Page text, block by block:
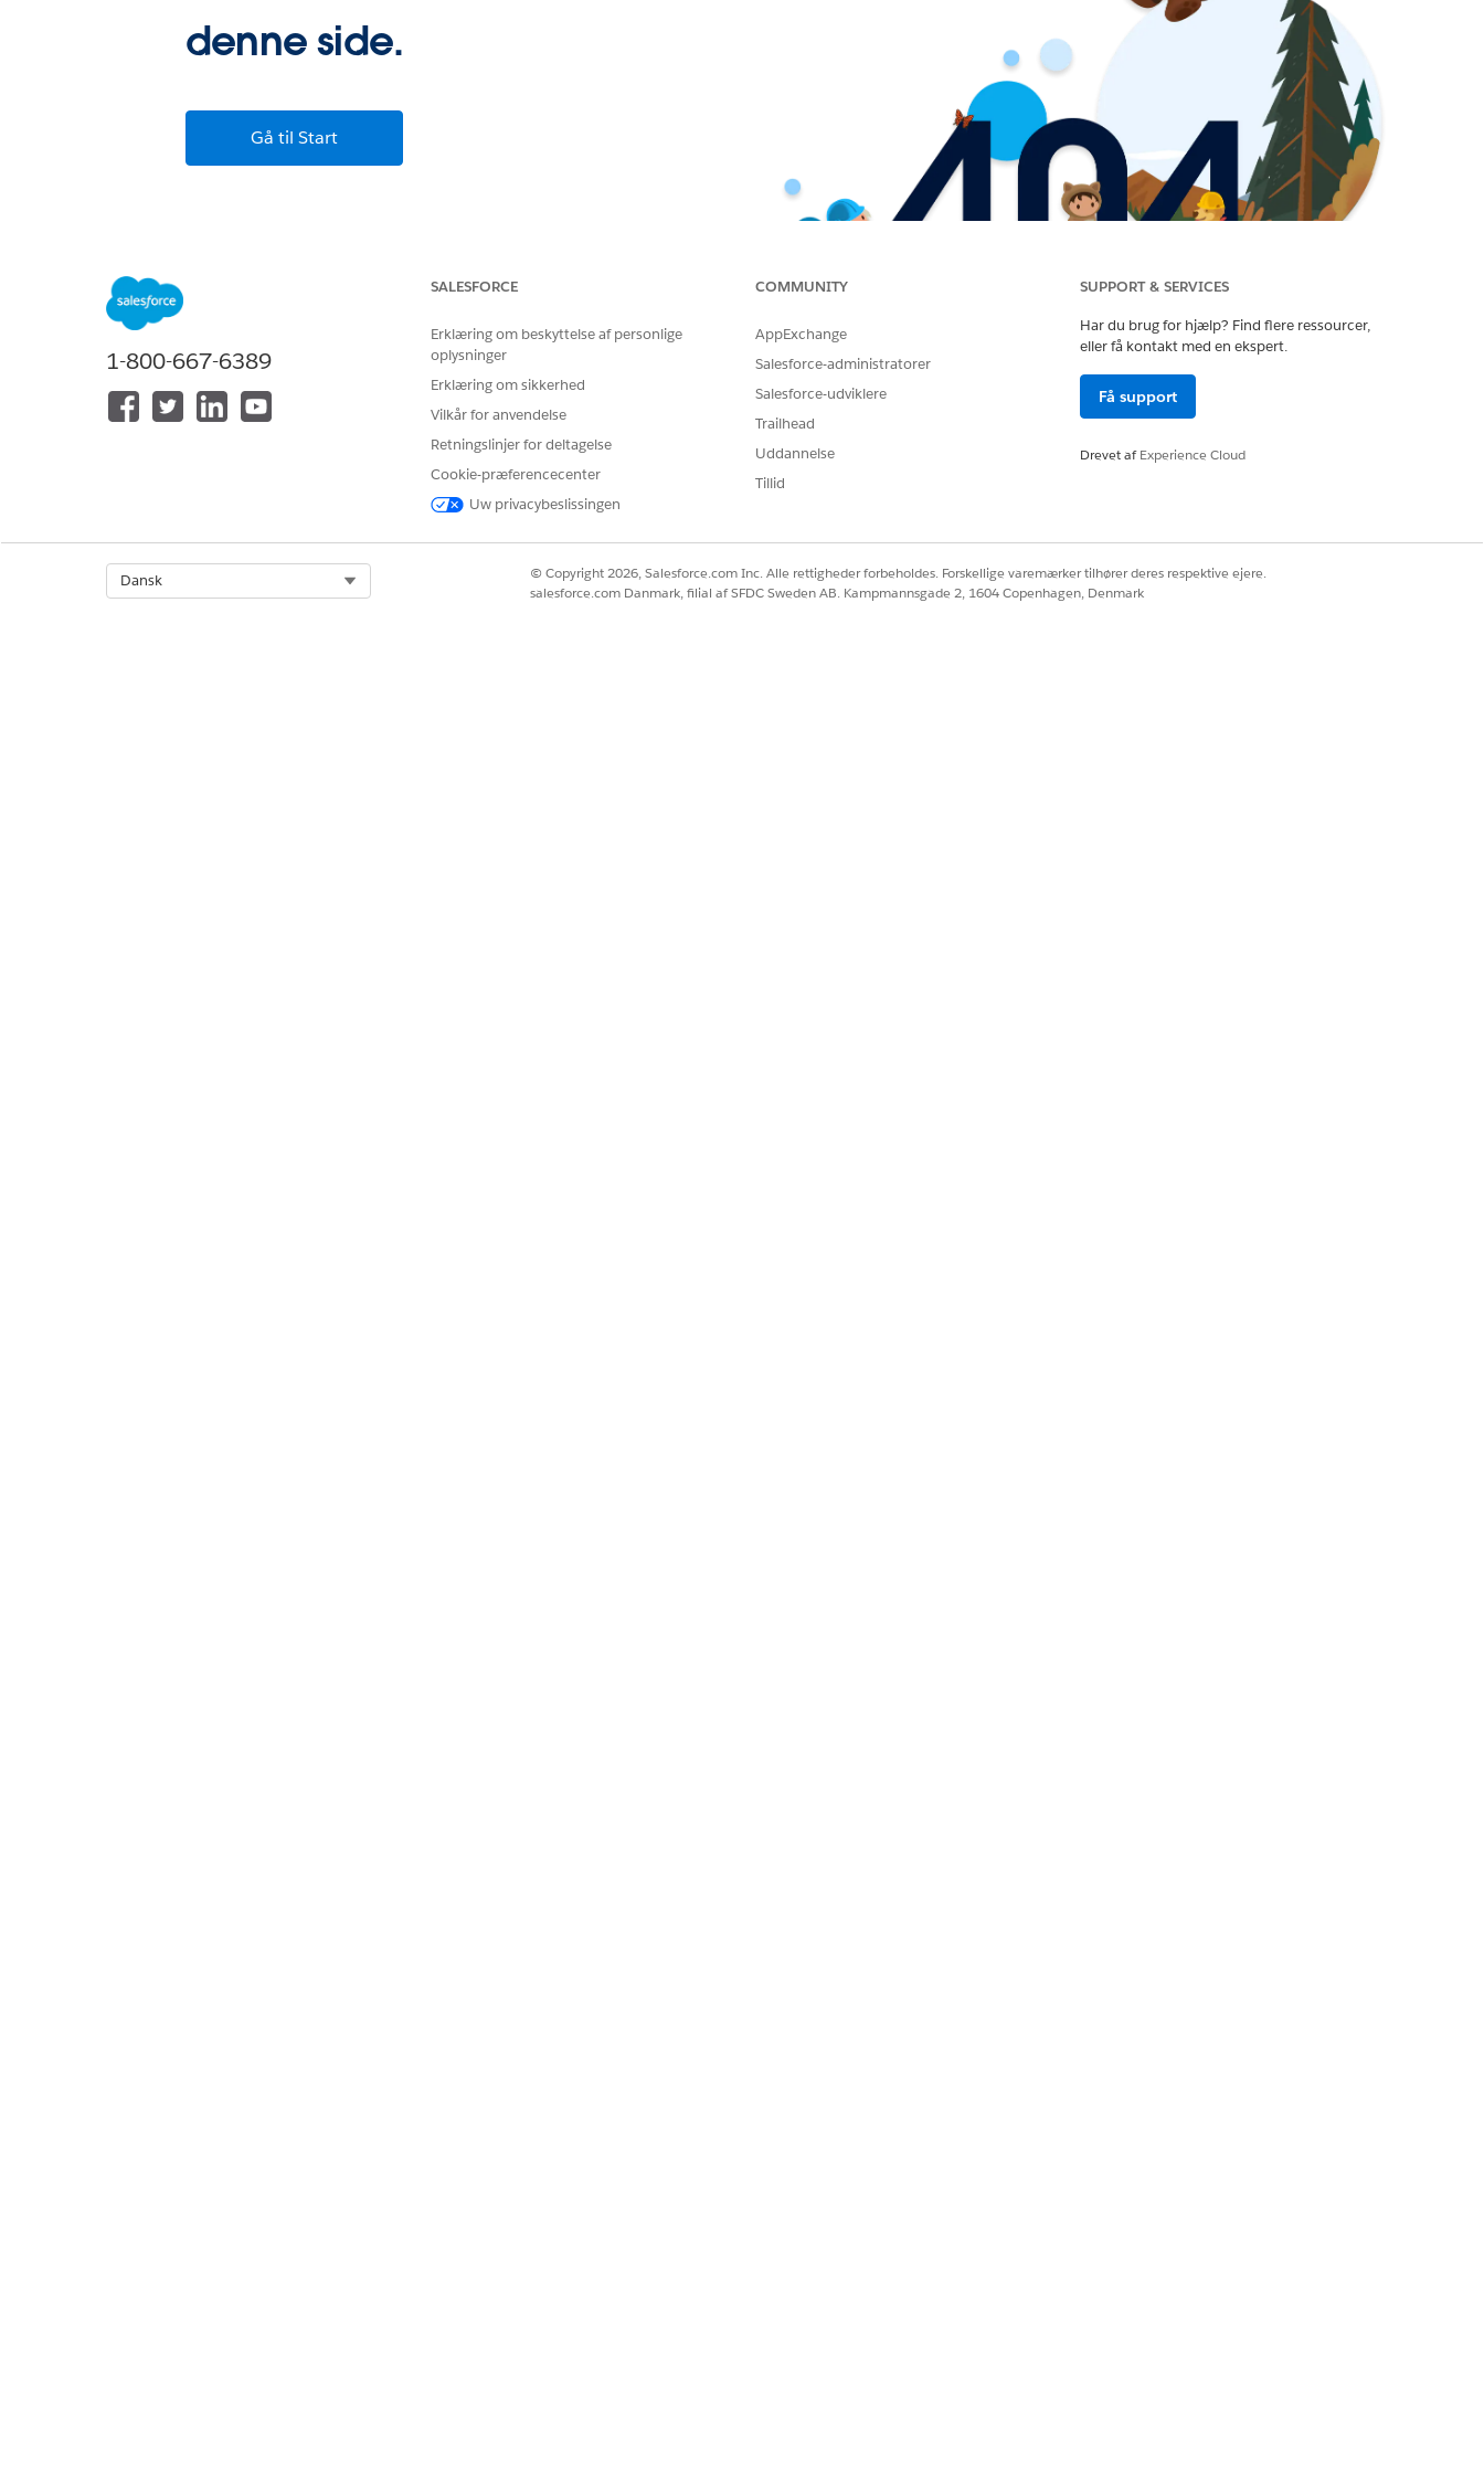
denne side.
Gå til Start
1-800-667-6389
SALESFORCE
Erklæring om beskyttelse af personlige
oplysninger
Erklæring om sikkerhed
Vilkår for anvendelse
Retningslinjer for deltagelse
Cookie-præferencecenter
Uw privacybeslissingen
COMMUNITY
AppExchange
Salesforce-administratorer
Salesforce-udviklere
Trailhead
Uddannelse
Tillid
SUPPORT & SERVICES
Har du brug for hjælp? Find flere ressourcer,
eller få kontakt med en ekspert.
Få support
Drevet afExperience Cloud
Dansk
© Copyright 2026, Salesforce.com Inc. Alle rettigheder forbeholdes. Forskellige varemærker tilhører deres respektive ejere.
salesforce.com Danmark, filial af SFDC Sweden AB. Kampmannsgade 2, 1604 Copenhagen, Denmark